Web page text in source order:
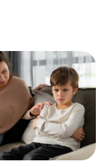
СЕТЯХ
психологии с 2015